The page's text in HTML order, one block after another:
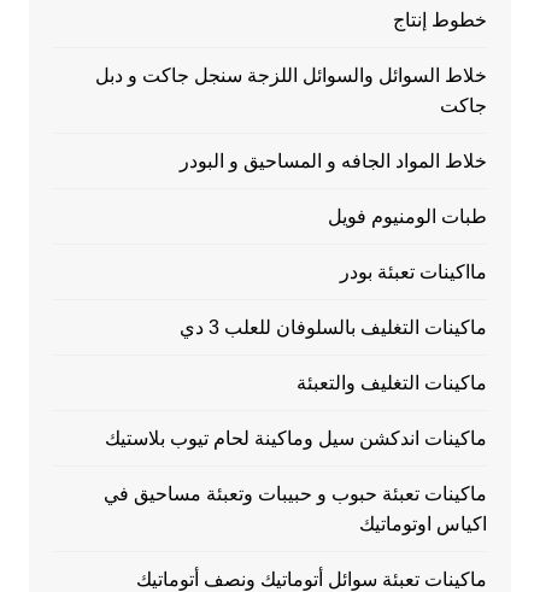
خطوط إنتاج
خلاط السوائل والسوائل اللزجة سنجل جاكت و دبل
جاكت
خلاط المواد الجافه و المساحيق و البودر
طبات الومنيوم فويل
مااكينات تعبئة بودر
ماكينات التغليف بالسلوفان للعلب 3 دي
ماكينات التغليف والتعبئة
ماكينات اندكشن سيل وماكينة لحام تيوب بلاستيك
ماكينات تعبئة حبوب و حبيبات وتعبئة مساحيق في
اكياس اوتوماتيك
ماكينات تعبئة سوائل أتوماتيك ونصف أتوماتيك